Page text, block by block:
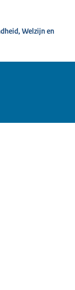
Welzijn en